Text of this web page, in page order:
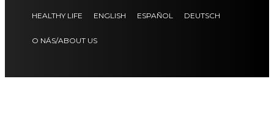
HEALTHY LIFE ENGLISH ESPAÑOL DEUTSCH
O NÁS/ABOUT US